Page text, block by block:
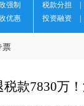
强制
优惠
税款分担
投资融资
票
款7830万